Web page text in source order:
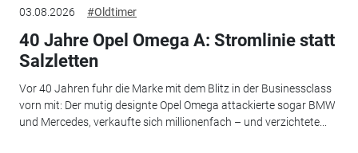
03.08.2026 #Oldtimer
40 Jahre Opel Omega A: Stromlinie statt
Salzletten
Vor 40 Jahren fuhr die Marke mit dem Blitz in der Businessclass
vorn mit: Der mutig designte Opel Omega attackierte sogar BMW
und Mercedes, verkaufte sich millionenfach – und verzichtete...